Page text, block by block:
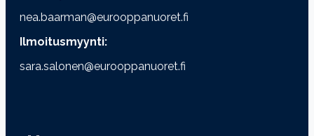
nea.baarman@eurooppanuoret.fi
Ilmoitusmyynti:
sara.salonen@eurooppanuoret.fi